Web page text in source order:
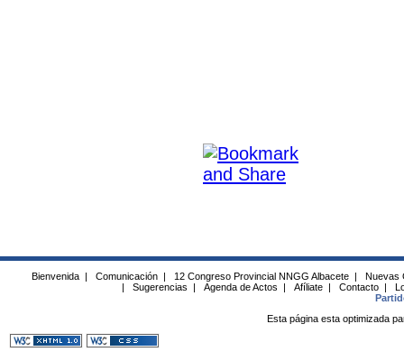
Bienvenida | Comunicación | 12 Congreso Provincial NNGG Albacete |
Nuevas
|
Sugerencias | Agenda de Actos | Afíliate | Contacto |
Esta página esta optimizada